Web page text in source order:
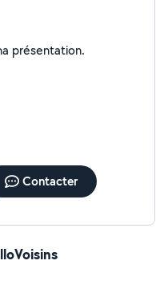
Je n'ai pas encore renseigné ma présentation.
Contacter